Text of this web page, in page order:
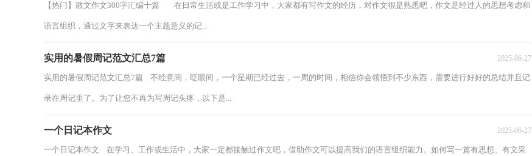
【热门】散文作文300字汇编十篇 在日常生活或是工作学习中，大家都有写作文的经历，对作文很是熟悉吧，作文是经过人的思想考虑和
语言组织，通过文字来表达一个主题意义的记...
实用的暑假周记范文汇总7篇 2025-06-27
实用的暑假周记范文汇总7篇 不经意间，眨眼间，一个星期已经过去，一周的时间，相信你会领悟到不少东西，需要进行好好的总结并且记
录在周记里了。为了让您不再为写周记头疼，以下是...
一个日记本作文 2025-06-27
一个日记本作文 在学习、工作或生活中，大家一定都接触过作文吧，借助作文可以提高我们的语言组织能力。如何写一篇有思想、有文采